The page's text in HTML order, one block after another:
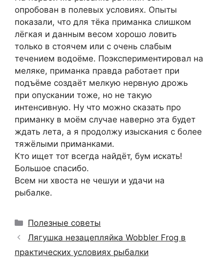
опробован в полевых условиях. Опыты
показали, что для тёка приманка слишком
лёгкая и данным весом хорошо ловить
только в стоячем или с очень слабым
течением водоёме. Поэкспериментировал на
меляке, приманка правда работает при
подъёме создаёт мелкую нервную дрожь
при опускании тоже, но не такую
интенсивную. Ну что можно сказать про
приманку в моём случае наверно эта будет
ждать лета, а я продолжу изыскания с более
тяжёлыми приманками.
Кто ищет тот всегда найдёт, бум искать!
Большое спасибо.
Всем ни хвоста не чешуи и удачи на
рыбалке.
Рубрики
Полезные советы
Лягушка незацепляйка Wobbler Frog в
практических условиях рыбалки